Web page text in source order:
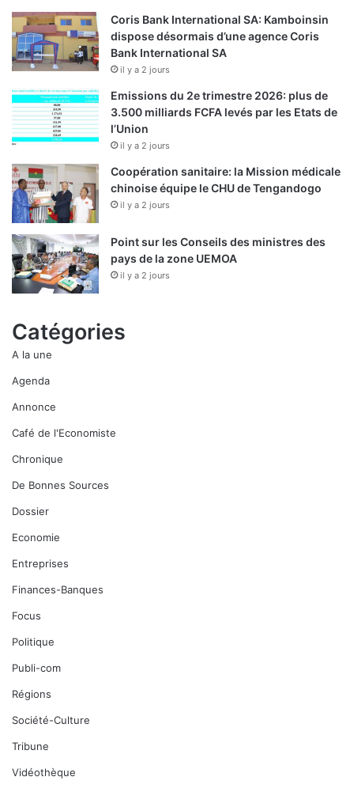
Coris Bank International SA: Kamboinsin
dispose désormais d’une agence Coris
Bank International SA
il y a 2 jours
Emissions du 2e trimestre 2026: plus de
3.500 milliards FCFA levés par les Etats de
l’Union
il y a 2 jours
Coopération sanitaire: la Mission médicale
chinoise équipe le CHU de Tengandogo
il y a 2 jours
Point sur les Conseils des ministres des
pays de la zone UEMOA
il y a 2 jours
Catégories
A la une
Agenda
Annonce
Café de l'Economiste
Chronique
De Bonnes Sources
Dossier
Economie
Entreprises
Finances-Banques
Focus
Politique
Publi-com
Régions
Société-Culture
Tribune
Vidéothèque